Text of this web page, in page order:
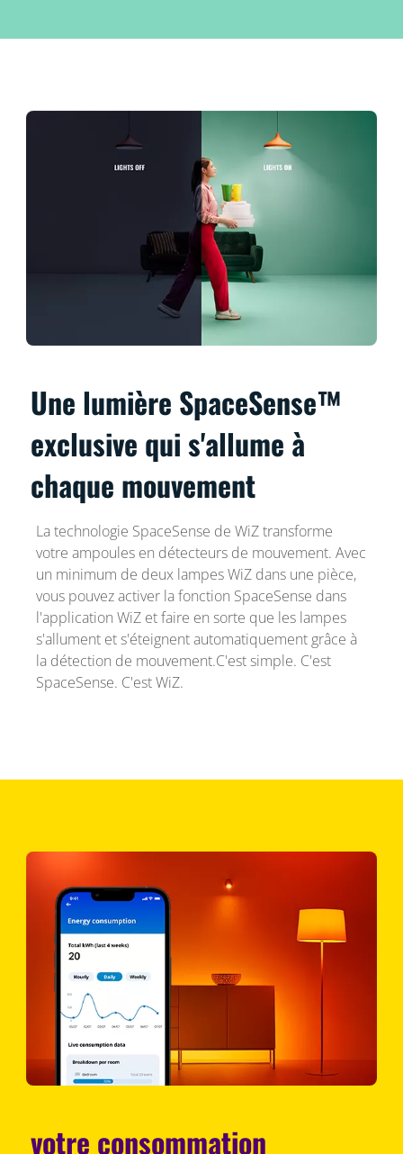
Une lumière SpaceSense™
exclusive qui s'allume à
chaque mouvement
La technologie SpaceSense de WiZ transforme
votre ampoules en détecteurs de mouvement. Avec
un minimum de deux lampes WiZ dans une pièce,
vous pouvez activer la fonction SpaceSense dans
l'application WiZ et faire en sorte que les lampes
s'allument et s'éteignent automatiquement grâce à
la détection de mouvement.C'est simple. C'est
SpaceSense. C'est WiZ.
votre consommation